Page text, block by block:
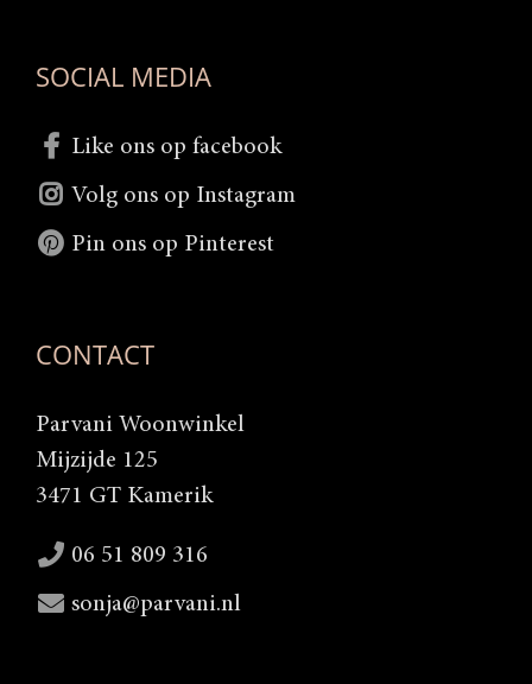
SOCIAL MEDIA
Like ons op facebook
Volg ons op Instagram
Pin ons op Pinterest
CONTACT
Parvani Woonwinkel
Mijzijde 125
3471 GT Kamerik
06 51 809 316
sonja@parvani.nl